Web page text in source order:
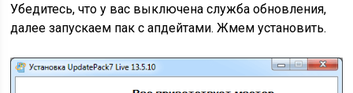
Убедитесь, что у вас выключена служба обновления,
далее запускаем пак с апдейтами. Жмем установить.